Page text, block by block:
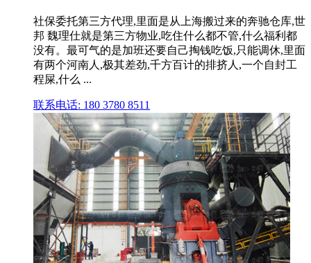
社保委托第三方代理,里面是从上海搬过来的奔驰仓库,世
邦 魏理仕就是第三方物业,吃住什么都不管,什么福利都
没有。最可气的是加班还要自己掏钱吃饭,只能调休,里面
有两个河南人,极其差劲,千方百计的排挤人,一个自封工
程屎,什么 ...
联系电话: 180 3780 8511